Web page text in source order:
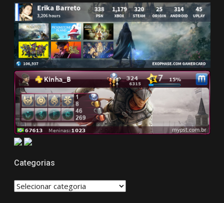
Categorias
CATEGORIAS